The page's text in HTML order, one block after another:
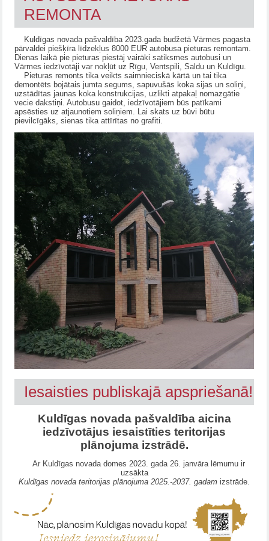
REMONTA
Kuldīgas novada pašvaldība 2023.gada budžetā Vārmes pagasta
pārvaldei piešķīra līdzekļus 8000 EUR autobusa pieturas remontam.
Dienas laikā pie pieturas piestāj vairāki satiksmes autobusi un
Vārmes iedzīvotāji var nokļūt uz Rīgu, Ventspili, Saldu un Kuldīgu.
Pieturas remonts tika veikts saimnieciskā kārtā un tai tika
demontēts bojātais jumta segums, sapuvušās koka sijas un soliņi,
uzstādītas jaunas koka konstrukcijas, uzlikti atpakaļ nomazgātie
vecie dakstiņi. Autobusu gaidot, iedzīvotājiem būs patīkami
apsēsties uz atjaunotiem soliņiem. Lai skats uz būvi būtu
pievilcīgāks, sienas tika attīrītas no grafiti.
Iesaisties publiskajā apspriešanā!
Kuldīgas novada pašvaldība aicina
iedzīvotājus iesaistīties teritorijas
plānojuma izstrādē.
Ar Kuldīgas novada domes 2023. gada 26. janvāra lēmumu ir
uzsākta
Kuldīgas novada teritorijas plānojuma 2025.-2037. gadam izstrāde.